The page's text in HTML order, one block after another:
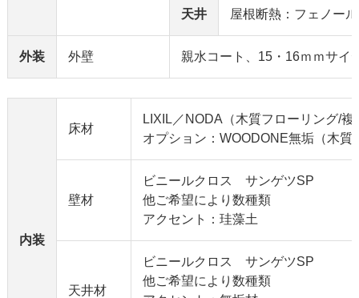
天井 屋根断熱：フェノー
外装 外壁 親水コート、15・16ｍｍサイ
内装
床材
LIXIL／NODA（木質フローリング/複
オプション：WOODONE無垢（木質
壁材
ビニールクロス サンゲツSP
他ご希望により数種類
アクセント：珪藻土
天井材
ビニールクロス サンゲツSP
他ご希望により数種類